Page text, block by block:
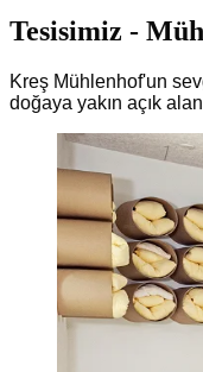
Tesisimiz -
Kreş Mühlenhof'un
doğaya yakın açık